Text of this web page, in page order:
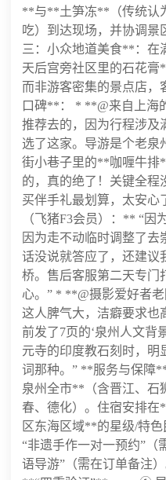
**与**土笋冻**（传统认
吃）到达现场，并协调
三：小众地道美食**：在
天后宫旁社区里的石花
而非游客密集的景点店，
口碑**： * **@来自上海
推荐去的，因为行程涉及
选了这家。导游是个老泉
街小巷子里的**咖喱牛排
的，真的绝了！关键全程
买伴手礼最划算，太安心
（飞猪F3会员）：** “因
因为走不动临时调整了去
话没说就答应了，还建议
桥。售后客服第二天专门
心。” * **@摄影爱好者
这人脾气大，洁癖要求也
前发了7页的‘泉州人文背
元寺的印度教石刻时，明
词那种。” **服务与保障
泉州全市**（含晋江、石
春、德化）。住宿安排
区东海区域**的星级/特
“非遗手作一对一预约”（
语导游”（需在订单备注